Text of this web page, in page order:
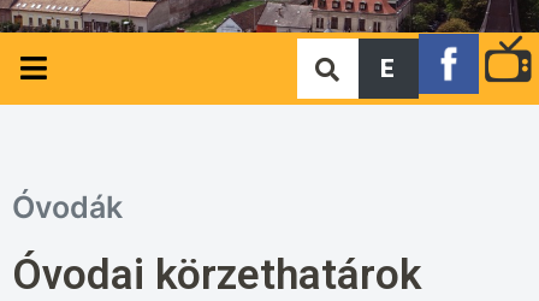
E
Óvodák
Óvodai körzethatárok